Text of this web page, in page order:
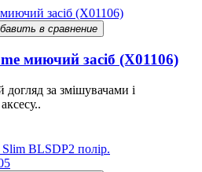
в сравнение
миючий засіб (X01106)
за змішувачами і